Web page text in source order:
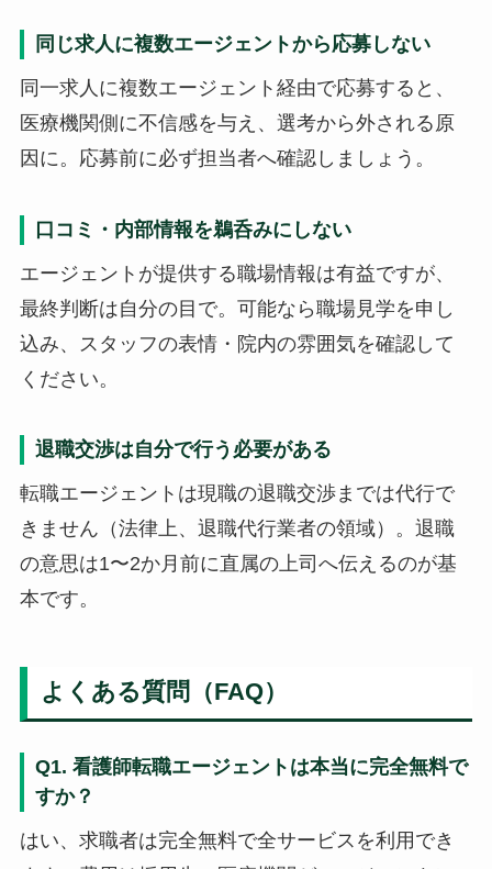
同じ求人に複数エージェントから応募しない
同一求人に複数エージェント経由で応募すると、
医療機関側に不信感を与え、選考から外される原
因に。応募前に必ず担当者へ確認しましょう。
口コミ・内部情報を鵜呑みにしない
エージェントが提供する職場情報は有益ですが、
最終判断は自分の目で。可能なら職場見学を申し
込み、スタッフの表情・院内の雰囲気を確認して
ください。
退職交渉は自分で行う必要がある
転職エージェントは現職の退職交渉までは代行で
きません（法律上、退職代行業者の領域）。退職
の意思は1〜2か月前に直属の上司へ伝えるのが基
本です。
よくある質問（FAQ）
Q1. 看護師転職エージェントは本当に完全無料で
すか？
はい、求職者は完全無料で全サービスを利用でき